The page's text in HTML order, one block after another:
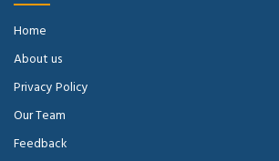
Home
About us
Privacy Policy
Our Team
Feedback